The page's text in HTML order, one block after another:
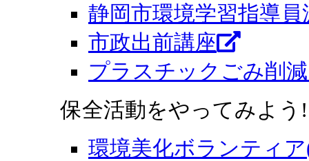
静岡市環境学習指導員
市政出前講座
プラスチックごみ削
保全活動をやってみよう!
環境美化ボランティ